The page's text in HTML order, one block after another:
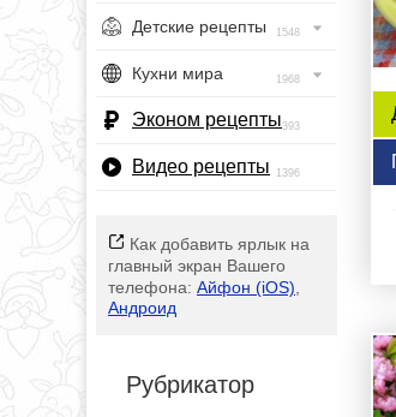
Детские рецепты 1548
Кухни мира 1968
Эконом рецепты393
Видео рецепты 1396
Как добавить ярлык на
главный экран Вашего
телефона: Айфон (iOS)
Андроид
Рубрикатор